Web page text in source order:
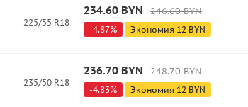
225/55 R18
234.60 BYN 246.60BYN
-4.87% Экономия 12 BYN
235/50 R18
236.70 BYN 248.70BYN
-4.83% Экономия 12 BYN